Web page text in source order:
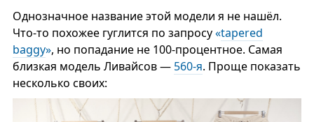
Однозначное название этой модели я не нашёл.
Что-то похожее гуглится по запросу«tapered
baggy», но попадание не 100-процентное. Самая
близкая модель Ливайсов — 560-я. Проще показать
несколько своих: